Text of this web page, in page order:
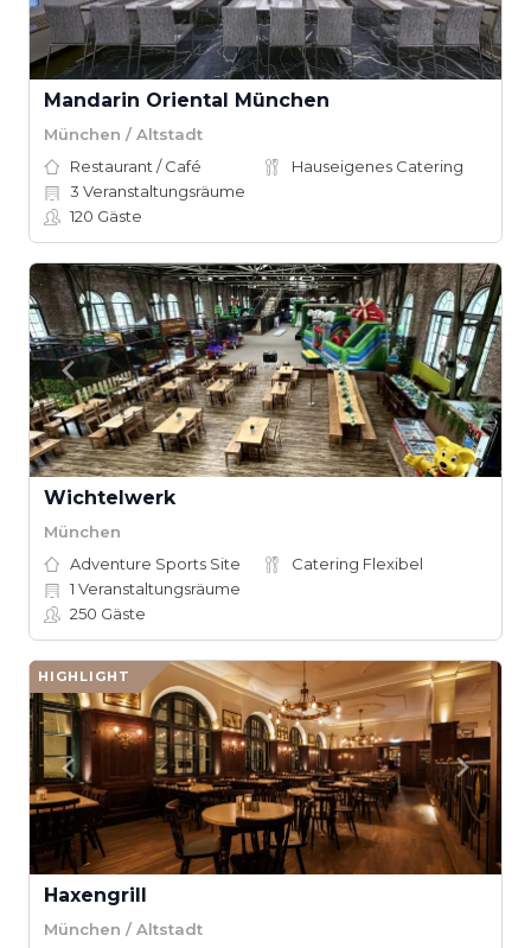
Mandarin Oriental München
München / Altstadt
Restaurant / Café
Hauseigenes Catering
3 Veranstaltungsräume
120 Gäste
Wichtelwerk
München
Adventure Sports Site
Catering Flexibel
1 Veranstaltungsräume
250 Gäste
HIGHLIGHT
Haxengrill
München / Altstadt